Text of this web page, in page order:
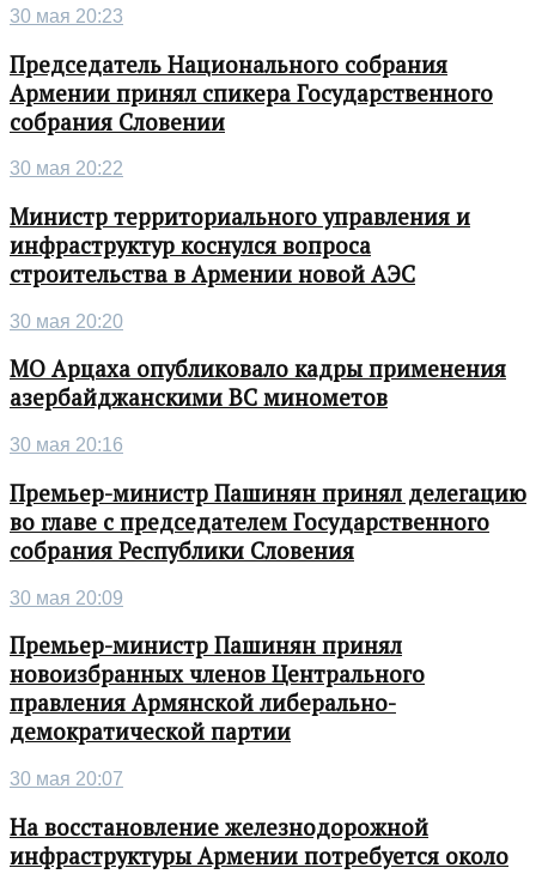
30 мая 20:23
Председатель Национального собрания
Армении принял спикера Государственного
собрания Словении
30 мая 20:22
Министр территориального управления и
инфраструктур коснулся вопроса
строительства в Армении новой АЭС
30 мая 20:20
МО Арцаха опубликовало кадры применения
азербайджанскими ВС минометов
30 мая 20:16
Премьер-министр Пашинян принял делегацию
во главе с председателем Государственного
собрания Республики Словения
30 мая 20:09
Премьер-министр Пашинян принял
новоизбранных членов Центрального
правления Армянской либерально-
демократической партии
30 мая 20:07
На восстановление железнодорожной
инфраструктуры Армении потребуется около